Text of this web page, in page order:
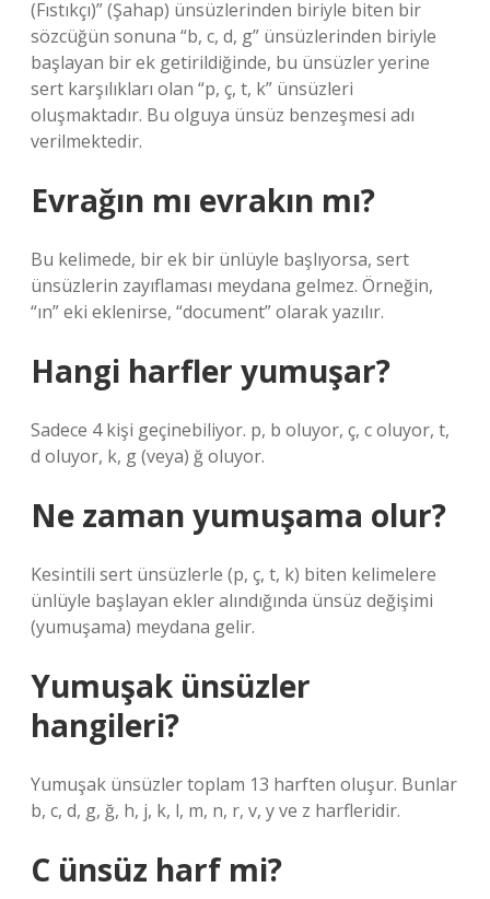
(Fıstıkçı)” (Şahap) ünsüzlerinden biriyle biten bir
sözcüğün sonuna “b, c, d, g” ünsüzlerinden biriyle
başlayan bir ek getirildiğinde, bu ünsüzler yerine
sert karşılıkları olan “p, ç, t, k” ünsüzleri
oluşmaktadır. Bu olguya ünsüz benzeşmesi adı
verilmektedir.
Evrağın mı evrakın mı?
Bu kelimede, bir ek bir ünlüyle başlıyorsa, sert
ünsüzlerin zayıflaması meydana gelmez. Örneğin,
“ın” eki eklenirse, “document” olarak yazılır.
Hangi harfler yumuşar?
Sadece 4 kişi geçinebiliyor. p, b oluyor, ç, c oluyor, t,
d oluyor, k, g (veya) ğ oluyor.
Ne zaman yumuşama olur?
Kesintili sert ünsüzlerle (p, ç, t, k) biten kelimelere
ünlüyle başlayan ekler alındığında ünsüz değişimi
(yumuşama) meydana gelir.
Yumuşak ünsüzler
hangileri?
Yumuşak ünsüzler toplam 13 harften oluşur. Bunlar
b, c, d, g, ğ, h, j, k, l, m, n, r, v, y ve z harfleridir.
C ünsüz harf mi?